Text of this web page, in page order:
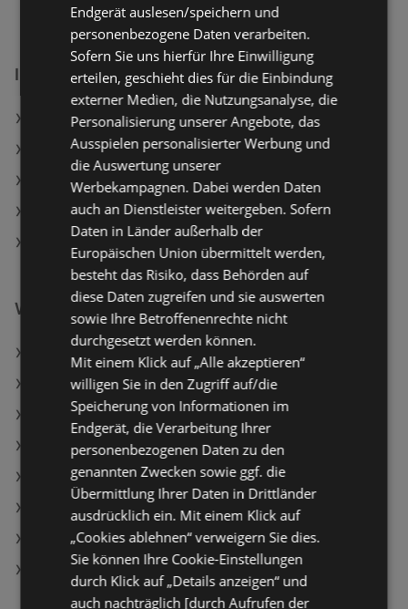
INTERSPORT Filialen in:
INTERSPORT in Bad Kleinkirchheim
INTERSPORT in Flattach
INTERSPORT in Villach
INTERSPORT in Asten
INTERSPORT in Mauthausen
Weiterführende Links
Reinigungsbürsten Set
Textipflegebürste
INTERSPORT Angebote
Tchibo/Eduscho Angebote
Fressnapf Angebote
Aktuelle Tchibo/Eduscho Flugblätter
Aktuelle LEGO Flugblätter
Aktuelle Fressnapf Flugblätter
Endgerät auslesen/speichern und
personenbezogene Daten verarbeiten.
Sofern Sie uns hierfür Ihre Einwilligung
erteilen, geschieht dies für die Einbindung
externer Medien, die Nutzungsanalyse, die
Personalisierung unserer Angebote, das
Ausspielen personalisierter Werbung und
die Auswertung unserer
Werbekampagnen. Dabei werden Daten
auch an Dienstleister weitergeben. Sofern
Daten in Länder außerhalb der
Europäischen Union übermittelt werden,
besteht das Risiko, dass Behörden auf
diese Daten zugreifen und sie auswerten
sowie Ihre Betroffenenrechte nicht
durchgesetzt werden können.
Mit einem Klick auf „Alle akzeptieren“
willigen Sie in den Zugriff auf/die
Speicherung von Informationen im
Endgerät, die Verarbeitung Ihrer
personenbezogenen Daten zu den
genannten Zwecken sowie ggf. die
Übermittlung Ihrer Daten in Drittländer
ausdrücklich ein. Mit einem Klick auf
„Cookies ablehnen“ verweigern Sie dies.
Sie können Ihre Cookie-Einstellungen
durch Klick auf „Details anzeigen“ und
auch nachträglich [durch Aufrufen der